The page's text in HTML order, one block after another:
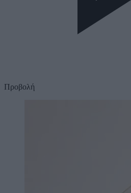
Προβολή